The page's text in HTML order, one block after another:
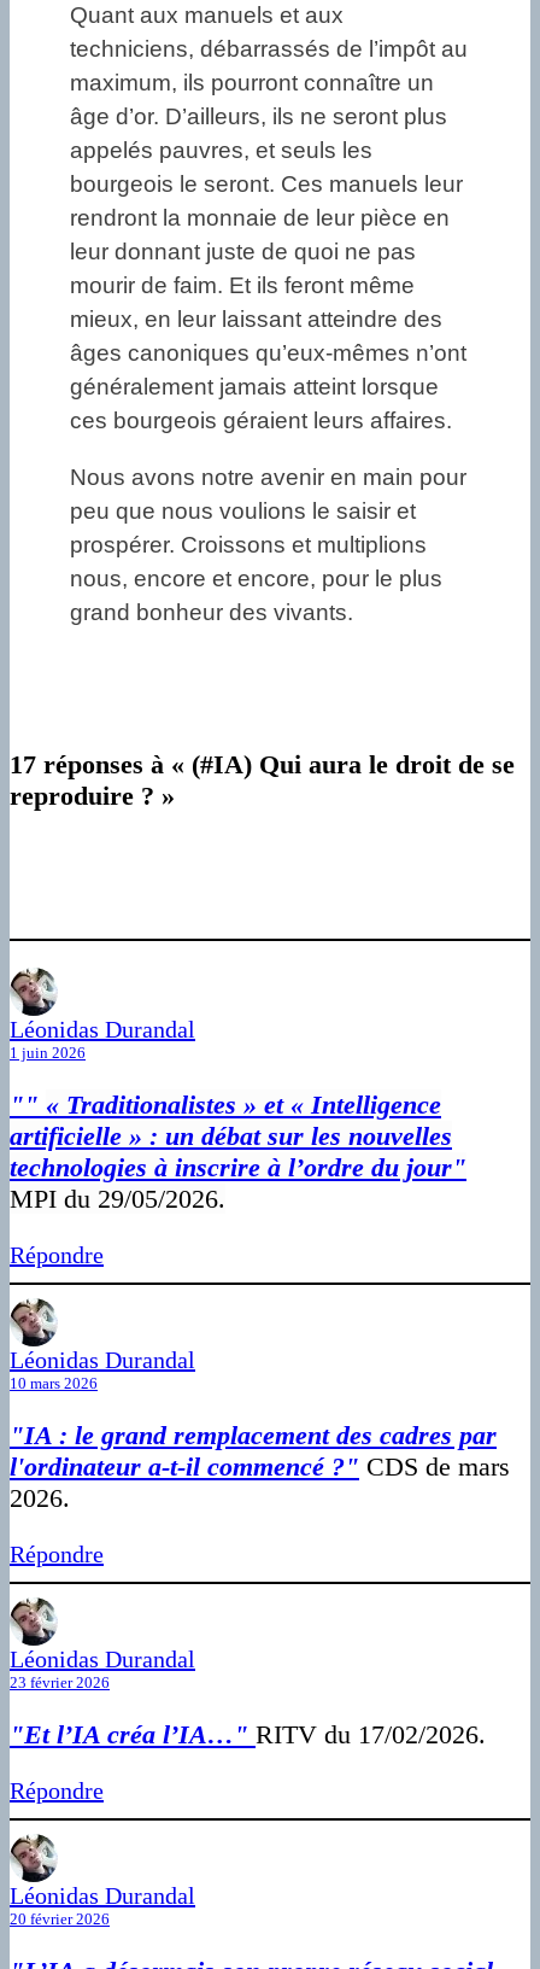
Quant aux manuels et aux
techniciens, débarrassés de l’impôt au
maximum, ils pourront connaître un
âge d’or. D’ailleurs, ils ne seront plus
appelés pauvres, et seuls les
bourgeois le seront. Ces manuels leur
rendront la monnaie de leur pièce en
leur donnant juste de quoi ne pas
mourir de faim. Et ils feront même
mieux, en leur laissant atteindre des
âges canoniques qu’eux-mêmes n’ont
généralement jamais atteint lorsque
ces bourgeois géraient leurs affaires.
Nous avons notre avenir en main pour
peu que nous voulions le saisir et
prospérer. Croissons et multiplions
nous, encore et encore, pour le plus
grand bonheur des vivants.
17 réponses à « (#IA) Qui aura le droit de se
reproduire ? »
Léonidas Durandal
1 juin 2026
"" « Traditionalistes » et « Intelligence
artificielle » : un débat sur les nouvelles
technologies à inscrire à l’ordre du jour"
MPI du 29/05/2026.
Répondre
Léonidas Durandal
10 mars 2026
"IA : le grand remplacement des cadres par
l'ordinateur a-t-il commencé ?" CDS de mars
2026.
Répondre
Léonidas Durandal
23 février 2026
"Et l’IA créa l’IA…" RITV du 17/02/2026.
Répondre
Léonidas Durandal
20 février 2026